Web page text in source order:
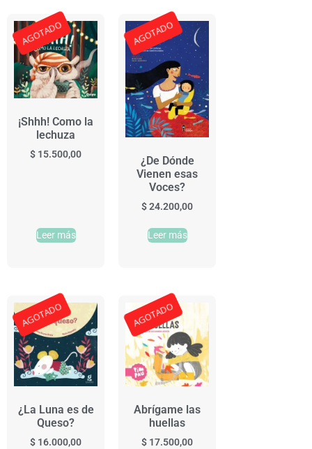
AGOTADO
¡Shhh! Como la
lechuza
$ 15.500,00
Leer más
AGOTADO
¿De Dónde
Vienen esas
Voces?
$24.200,00
Leer más
AGOTADO
¿La Luna es de
Queso?
$ 16.000,00
AGOTADO
Abrígame las
huellas
$ 17.500,00